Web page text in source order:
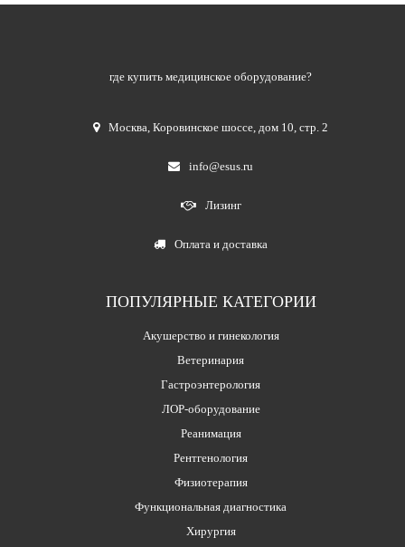
где купить медицинское оборудование?
Москва,Коровинское шоссе, дом 10, стр. 2
info@esus.ru
Лизинг
Оплата и доставка
ПОПУЛЯРНЫЕ КАТЕГОРИИ
Акушерство и гинекология
Ветеринария
Гастроэнтерология
ЛОР-оборудование
Реанимация
Рентгенология
Физиотерапия
Функциональная диагностика
Хирургия